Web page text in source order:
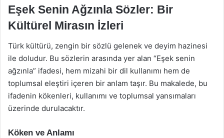
Eşek Senin Ağzınla Sözler: Bir
Kültürel Mirasın İzleri
Türk kültürü, zengin bir sözlü gelenek ve deyim hazinesi
ile doludur. Bu sözlerin arasında yer alan “Eşek senin
ağzınla” ifadesi, hem mizahi bir dil kullanımı hem de
toplumsal eleştiri içeren bir anlam taşır. Bu makalede, bu
ifadenin kökenleri, kullanımı ve toplumsal yansımaları
üzerinde durulacaktır.
Köken ve Anlamı